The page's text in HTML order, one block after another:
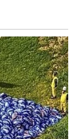
protein
Njegova
pri
razina
uzrokovati
do